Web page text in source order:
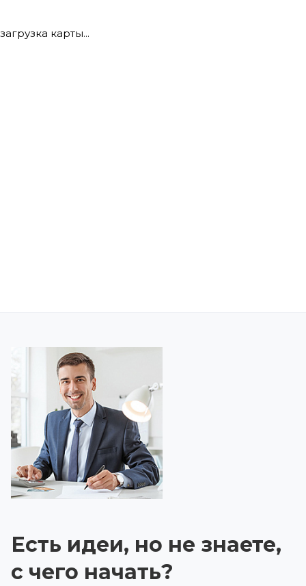
загрузка карты...
Есть идеи, но не знаете,
с чего начать?